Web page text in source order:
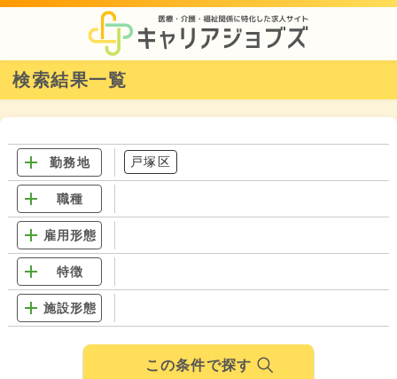
検索結果一覧
勤務地 戸塚区
職種
雇用形態
特徴
施設形態
この条件で探す